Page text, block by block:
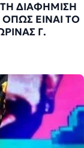
ΔΙΑΦΗΜΙΣΗ
ΕΙΝΑΙ ΤΟ
Γ.